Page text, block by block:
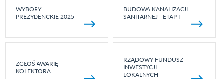
WYBORY
PREZYDENCKIE 2025
BUDOWA KANALIZACJI
SANITARNEJ - ETAP I
ZGŁOŚ AWARIĘ
KOLEKTORA
RZĄDOWY FUNDUSZ
INWESTYCJI
LOKALNYCH